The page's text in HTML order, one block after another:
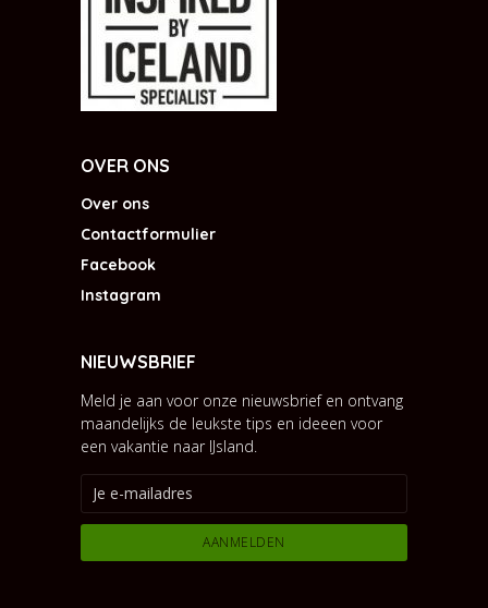
OVER ONS
Over ons
Contactformulier
Facebook
Instagram
NIEUWSBRIEF
Meld je aan voor onze nieuwsbrief en ontvang
maandelijks de leukste tips en ideeen voor
een vakantie naar IJsland.